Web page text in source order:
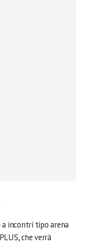
a incontri tipo arena
che verrà